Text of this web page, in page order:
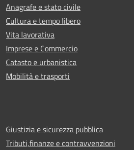
Anagrafe e stato civile
Cultura e tempo libero
Vita lavorativa
Imprese e Commercio
Catasto e urbanistica
Mobilità e trasporti
Giustizia e sicurezza pubblica
Tributi,finanze e contravvenzioni